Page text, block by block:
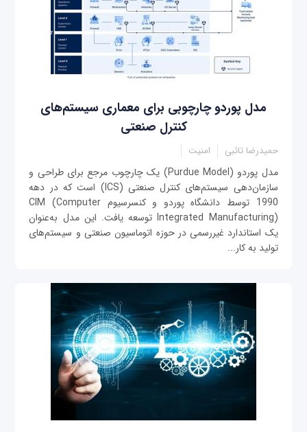
مدل پوردو چارچوبی برای معماری سیستم‌های
کنترل صنعتی
حمیدرضا تائبی امنیت
مدل پوردو (Purdue Model) یک چارچوب مرجع برای طراحی و
سازمان‌دهی سیستم‌های کنترل صنعتی (ICS) است که در دهه
1990 توسط دانشگاه پوردو و کنسرسیوم CIM (Computer
Integrated Manufacturing) توسعه یافت. این مدل به‌عنوان
یک استاندارد غیررسمی در حوزه اتوماسیون صنعتی و سیستم‌های
تولید به کار...